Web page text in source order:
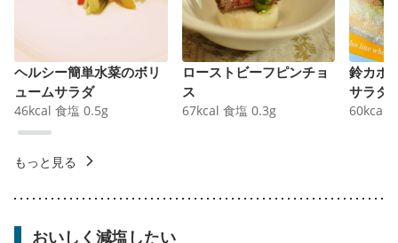
ヘルシー簡単水菜のボリ
ュームサラダ
46kcal 食塩 0.5g
ローストビーフピンチョ
ス
67kcal 食塩 0.3g
鈴カボ
サラダ
60kcal
もっと見る
おいしく減塩したい